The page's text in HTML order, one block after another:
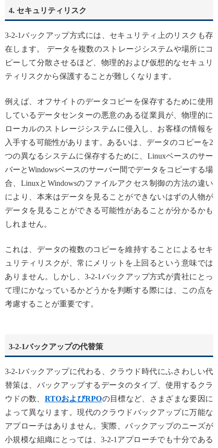
4. セキュリティリスク
3-2-1バックアップ方式には、セキュリティ上のリスクも存
在します。 データを複数のストレージシステムや場所にコ
ピーして分散させるほど、物理的および仮想的なセキュリ
ティリスクから保護することが難しくなります。
例えば、オフサイトのデータコピーを保存するために使用
しているデータセンターの悪意のある従業員が、物理的に
ローカルのストレージシステムに侵入し、お客様の情報を
入手する可能性があります。あるいは、データのコピーを2
つの異なるシステムに保存するために、Linuxベースのサー
バーとWindowsベースのサーバー間でデータをコピーする場
合、LinuxとWindowsのファイルアクセス制御の方法の違い
により、本来はデータを見ることができないはずの人物が
データを見ることができる可能性があることが分かるかも
しれません。
これは、データの複数のコピーを維持することによるセキ
ュリティリスクが、常にメリットを上回るという意味では
ありません。しかし、3-2-1バックアップ方式が貴社にとっ
て理にかなっているかどうかを判断する際には、この点を
考慮することが重要です。
3-2-1バックアップの代替策
3-2-1バックアップに代わる、クラウド時代にふさわしい代
替策は、バックアップするデータのタイプ、使用するクラ
ウドの数、 RTOおよびRPOの目標など、さまざまな要因に
よって異なります。現代のクラウドバックアップに万能な
アプローチはありません。実際、バックアップのニーズが
小規模な組織にとっては、3-2-1アプローチでも十分である